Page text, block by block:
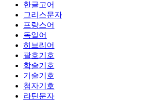
한글고어
그리스문자
프랑스어
독일어
히브리어
괄호기호
학술기호
기술기호
첨자기호
라틴문자